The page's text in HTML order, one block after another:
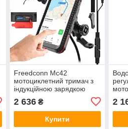
Freedconn Mc42
мотоциклетний тримач з
індукційною зарядкою
2 636₴
Купити
2